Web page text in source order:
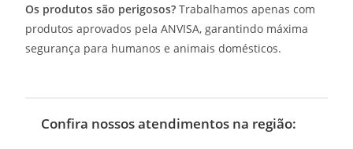
Os produtos são perigosos? Trabalhamos apenas com
produtos aprovados pela ANVISA, garantindo máxima
segurança para humanos e animais domésticos.
Confira nossos atendimentos na região: